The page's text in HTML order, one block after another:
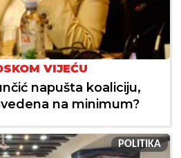
VIJEĆU
napušta koaliciju,
na minimum?
POLITIKA